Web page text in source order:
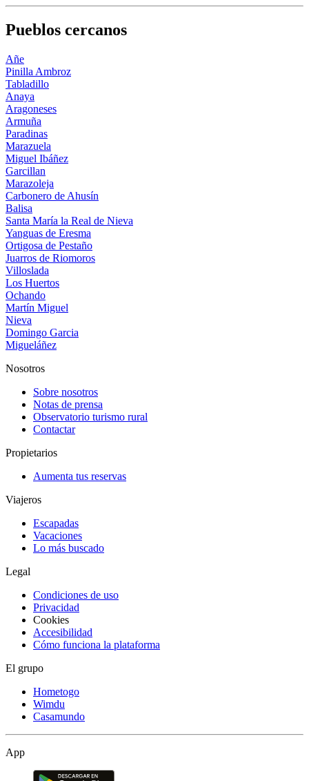
Pueblos cercanos
Añe
Pinilla Ambroz
Tabladillo
Anaya
Aragoneses
Armuña
Paradinas
Marazuela
Miguel Ibáñez
Garcillan
Marazoleja
Carbonero de Ahusín
Balisa
Santa María la Real de Nieva
Yanguas de Eresma
Ortigosa de Pestaño
Juarros de Riomoros
Villoslada
Los Huertos
Ochando
Martín Miguel
Nieva
Domingo Garcia
Migueláñez
Nosotros
Sobre nosotros
Notas de prensa
Observatorio turismo rural
Contactar
Propietarios
Aumenta tus reservas
Viajeros
Escapadas
Vacaciones
Lo más buscado
Legal
Condiciones de uso
Privacidad
Cookies
Accesibilidad
Cómo funciona la plataforma
El grupo
Hometogo
Wimdu
Casamundo
App